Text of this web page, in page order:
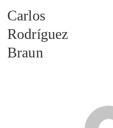
Carlos
Rodríguez
Braun